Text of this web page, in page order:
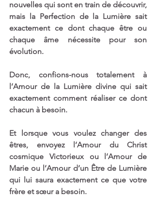
nouvelles qui sont en train de découvrir,
mais la Perfection de la Lumière sait
exactement ce dont chaque être ou
chaque âme nécessite pour son
évolution.
Donc, confions-nous totalement à
l’Amour de la Lumière divine qui sait
exactement comment réaliser ce dont
chacun à besoin.
Et lorsque vous voulez changer des
êtres, envoyez l’Amour du Christ
cosmique Victorieux ou l’Amour de
Marie ou l’Amour d’un Être de Lumière
qui lui saura exactement ce que votre
frère et sœur a besoin.